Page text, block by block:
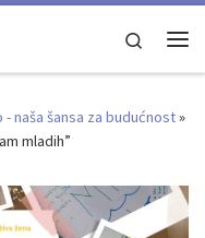
Search
naša šansa za budućnost»
mladih”